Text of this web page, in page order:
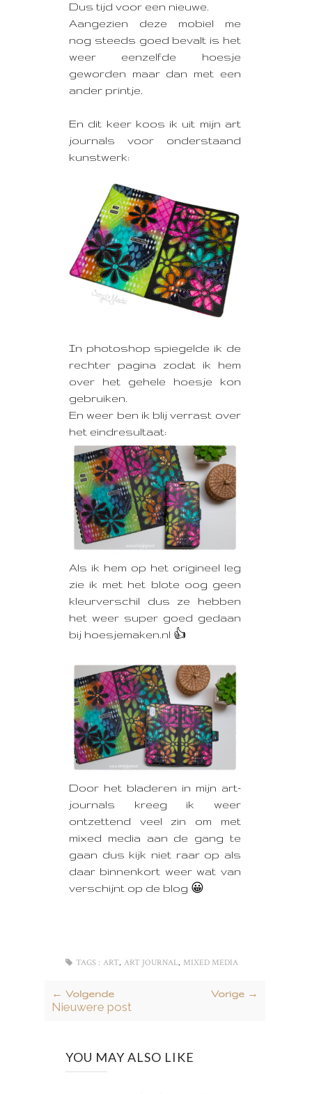
Dus tijd voor een nieuwe.
Aangezien deze mobiel me
nog steeds goed bevalt is het
weer eenzelfde hoesje
geworden maar dan met een
ander printje.
En dit keer koos ik uit mijn art
journals voor onderstaand
kunstwerk:
In photoshop spiegelde ik de
rechter pagina zodat ik hem
over het gehele hoesje kon
gebruiken.
En weer ben ik blij verrast over
het eindresultaat:
Als ik hem op het origineel leg
zie ik met het blote oog geen
kleurverschil dus ze hebben
het weer super goed gedaan
bij hoesjemaken.nl 👍
Door het bladeren in mijn art-
journals kreeg ik weer
ontzettend veel zin om met
mixed media aan de gang te
gaan dus kijk niet raar op als
daar binnenkort weer wat van
verschijnt op de blog 😀
TAGS : ART, ART JOURNAL, MIXED MEDIA
← Volgende
Nieuwere post
Vorige →
YOU MAY ALSO LIKE